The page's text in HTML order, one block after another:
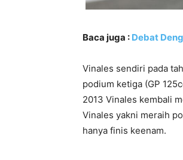
Baca juga : Debat
Vinales sendiri pada
podium ketiga (GP
2013 Vinales kembali
Vinales yakni meraih
hanya finis keenam.